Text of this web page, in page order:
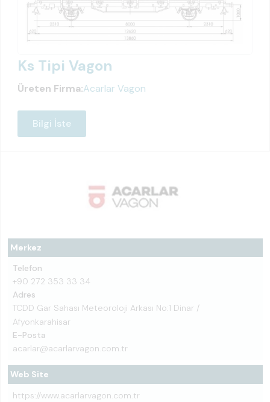
Merkez
Telefon
+90 272 353 33 34
Adres
TCDD Gar Sahası Meteoroloji Arkası No:1 Dinar /
Afyonkarahisar
E-Posta
acarlar@acarlarvagon.com.tr
Web Site
https://www.acarlarvagon.com.tr
Ks Tipi Vagon
Üreten Firma:Acarlar Vagon
Bilgi İste